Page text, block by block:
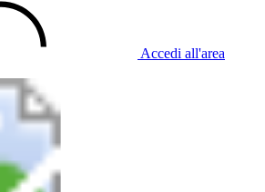
Accedi all'area